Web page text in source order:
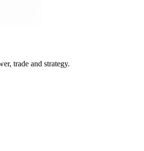
trade and strategy.